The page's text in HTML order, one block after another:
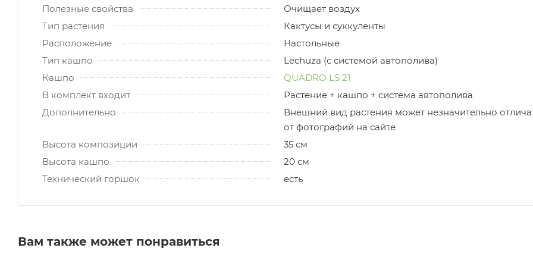
Полезные свойства
Очищает воздух
Тип растения
Кактусы и суккуленты
Расположение
Настольные
Тип кашпо
Lechuza (с системой автополива)
Кашпо
QUADRO LS 21
В комплект входит
Растение + кашпо + система автополива
Дополнительно
Внешний вид растения может незначительно
от фотографий на сайте
Высота композиции
35 см
Высота кашпо
20 см
Технический горшок
есть
Вам также может понравиться